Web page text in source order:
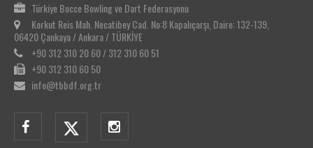
Türkiye Bocce Bowling ve Dart Federasyonu
Korkut Reis Mah. Necatibey Cad. No:8 Kapalıçarşı, Daire: 132-139,
06420 Çankaya / Ankara / TÜRKİYE
+90 312 310 20 60 / 312 310 60 51
+90 312 310 60 50
info@tbbdf.org.tr